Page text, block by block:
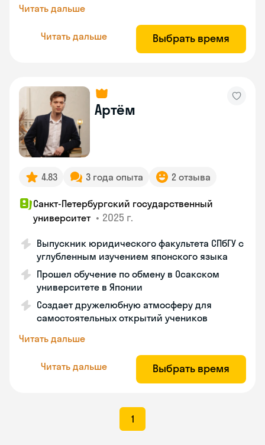
Читать дальше
Читать дальше Выбрать время
Артём
4.83 3 года опыта 2 отзыва
Санкт-Петербургский государственный
университет • 2025 г.
Выпускник юридического факультета СПбГУ с
углубленным изучением японского языка
Прошел обучение по обмену в Осакском
университете в Японии
Создает дружелюбную атмосферу для
самостоятельных открытий учеников
Читать дальше
Читать дальше Выбрать время
1